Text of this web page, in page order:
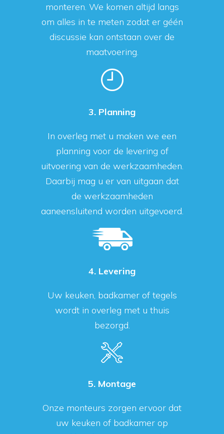
monteren. We komen altijd langs
om alles in te meten zodat er géén
discussie kan ontstaan over de
maatvoering.
3. Planning
In overleg met u maken we een
planning voor de levering of
uitvoering van de werkzaamheden.
Daarbij mag u er van uitgaan dat
de werkzaamheden
aaneensluitend worden uitgevoerd.
4. Levering
Uw keuken, badkamer of tegels
wordt in overleg met u thuis
bezorgd.
5. Montage
Onze monteurs zorgen ervoor dat
uw keuken of badkamer op